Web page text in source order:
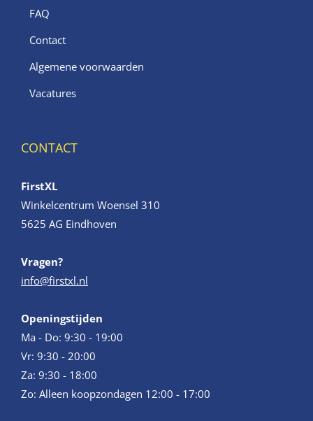
FAQ
Contact
Algemene voorwaarden
Vacatures
CONTACT
FirstXL
Winkelcentrum Woensel 310
5625 AG Eindhoven
Vragen?
info@firstxl.nl
Openingstijden
Ma - Do: 9:30 - 19:00
Vr: 9:30 - 20:00
Za: 9:30 - 18:00
Zo: Alleen koopzondagen 12:00 - 17:00